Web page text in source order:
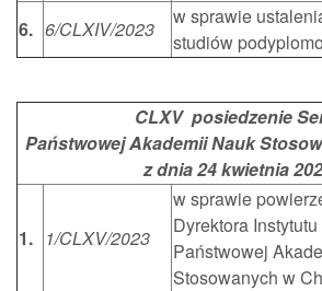
6. 6/CLXIV/2023
w sprawie
studiów
CLXV posiedzenie
Państwowej Akademii Nauk
z dnia 24 kwietnia
1. 1/CLXV/2023
w sprawie
Dyrektora
Państwowej
Stosowanych w